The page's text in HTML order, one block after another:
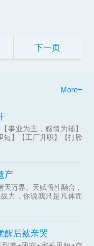
下一页
More+
事业为主，感情为辅】
短】【工厂升职】【打脸
现较晚】穿越七零纺织
乡，永远不可能！抢她
产
万界。天赋悟性融合，
力，你说我只是凡体而
醒后被亲哭